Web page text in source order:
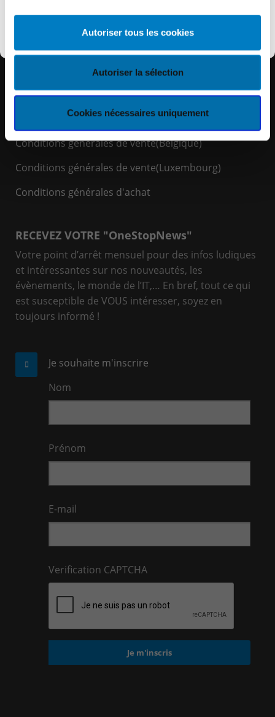
Autoriser tous les cookies
Autoriser la sélection
Cookies nécessaires uniquement
Découvrir KEYES
LIENS RAPIDES
Politique de cookies
Politique de confidentialité
Conditions générales de vente(Belgique)
Conditions générales de vente(Luxembourg)
Conditions générales d'achat
RECEVEZ VOTRE "OneStopNews"
Votre point d’arrêt mensuel pour des infos ludiques
et intéressantes sur nos nouveautés, les
évènements, le monde de l’IT,… En bref, tout ce qui
est susceptible de VOUS intéresser, soyez en
toujours informé !
Je souhaite m'inscrire
Nom
Prénom
E-mail
Verification CAPTCHA